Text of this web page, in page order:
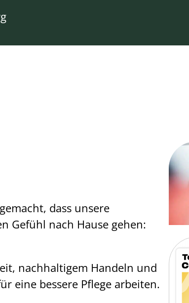
dass unsere
Gefühl nach Hause gehen:
nachhaltigem Handeln und
eine bessere Pflege arbeiten.